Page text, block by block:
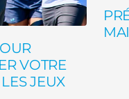
VOTRE
JEUX